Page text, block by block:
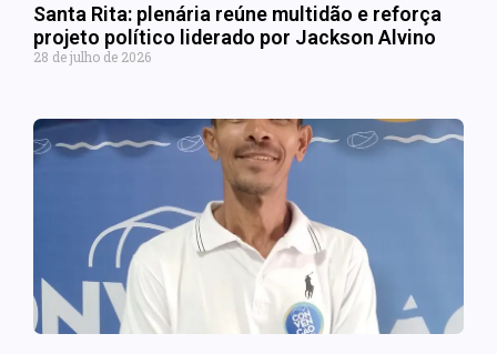
Santa Rita: plenária reúne multidão e reforça
projeto político liderado por Jackson Alvino
28 de julho de 2026